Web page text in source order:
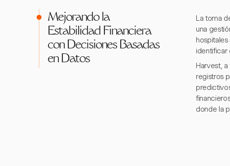
Mejorando la
Estabilidad Financiera
con Decisiones Basadas
en Datos
La toma
una
identificar
Harvest,
registros
donde la